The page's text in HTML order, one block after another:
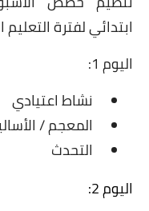
ابتدائي لفترة
اليوم 1:
نشاط اعتيادي
المعجم /
التحدث
اليوم 2: